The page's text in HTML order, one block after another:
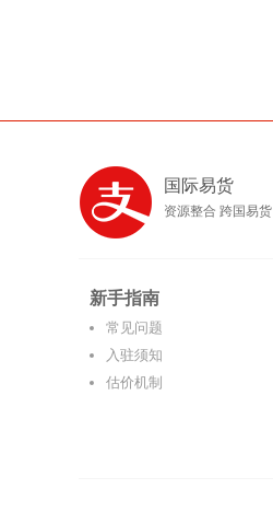
国际易货
资源整合 跨国易货
新手指南
常见问题
入驻须知
估价机制